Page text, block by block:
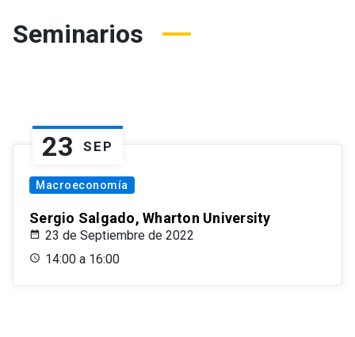
Seminarios
23 SEP
Macroeconomía
Sergio Salgado, Wharton University
23 de Septiembre de 2022
14:00 a 16:00